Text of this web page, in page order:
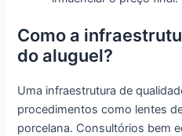
Como a
do aluguel?
Uma infraestrutura de
procedimentos como lentes
porcelana. Consultórios bem